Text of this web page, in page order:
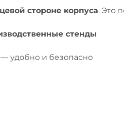
стороне корпуса. Это
стенды
— удобно и безопасно